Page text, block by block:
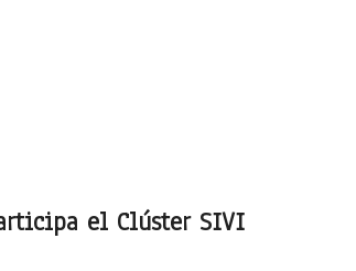
el Clúster SIVI